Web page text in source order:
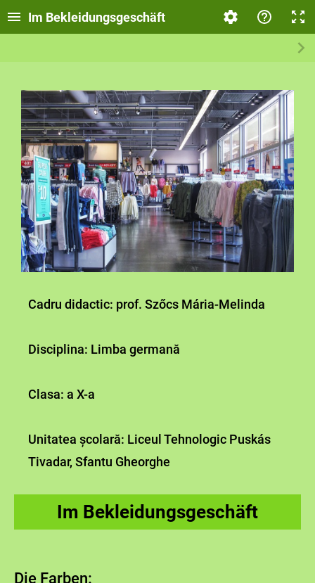
Im Bekleidungsgeschäft
Cadru didactic: prof. Szőcs Mária-Melinda
Disciplina: Limba germană
Clasa: a X-a
Unitatea școlară: Liceul Tehnologic Puskás
Tivadar, Sfantu Gheorghe
Im Bekleidungsgeschäft
Die Farben: